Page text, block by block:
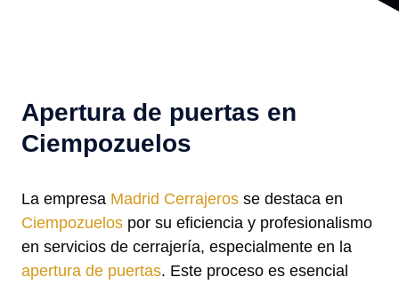
Apertura de puertas en
Ciempozuelos
La empresa Madrid Cerrajeros se destaca en
Ciempozuelos por su eficiencia y profesionalismo
en servicios de cerrajería, especialmente en la
apertura de puertas. Este proceso es esencial